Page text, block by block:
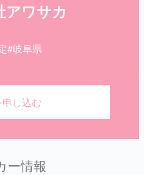
アワサカ
#岐阜県
し込む
ー情報